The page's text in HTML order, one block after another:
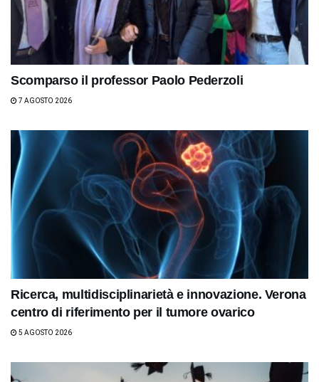
Scomparso il professor Paolo Pederzoli
7 AGOSTO 2026
Ricerca, multidisciplinarietà e innovazione. Verona
centro di riferimento per il tumore ovarico
5 AGOSTO 2026